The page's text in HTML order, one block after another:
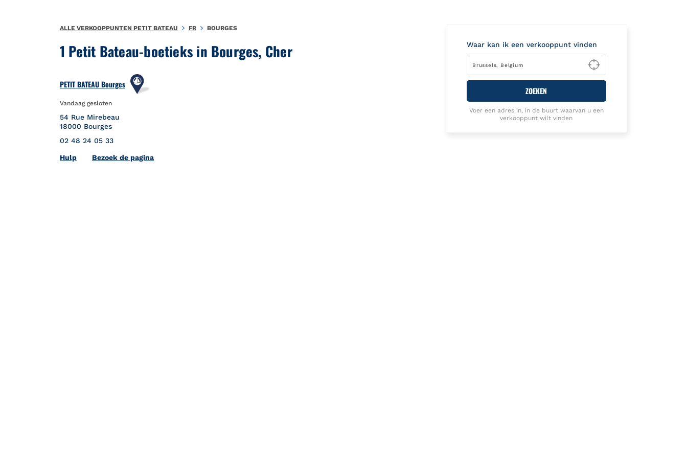
1 Petit Bateau-boetieks in Bourges, Cher
PETIT BATEAU Bourges
Vandaag gesloten
54 Rue Mirebeau
18000 Bourges
02 48 24 05 33
HulpLink Opens in New Tab
Bezoek de pagina
Waar kan ik een verkooppunt vinden
Type to begin
ZOEKEN
Voer een adres in, in de buurt waarvan u een
verkooppunt wilt vinden
ALLE VERKOOPPUNTEN PETIT BATEAU FR BOURGES